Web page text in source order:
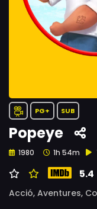
PG+ SUB
Popeye
1980 1h 54m
5.4
Acció, Aventures,